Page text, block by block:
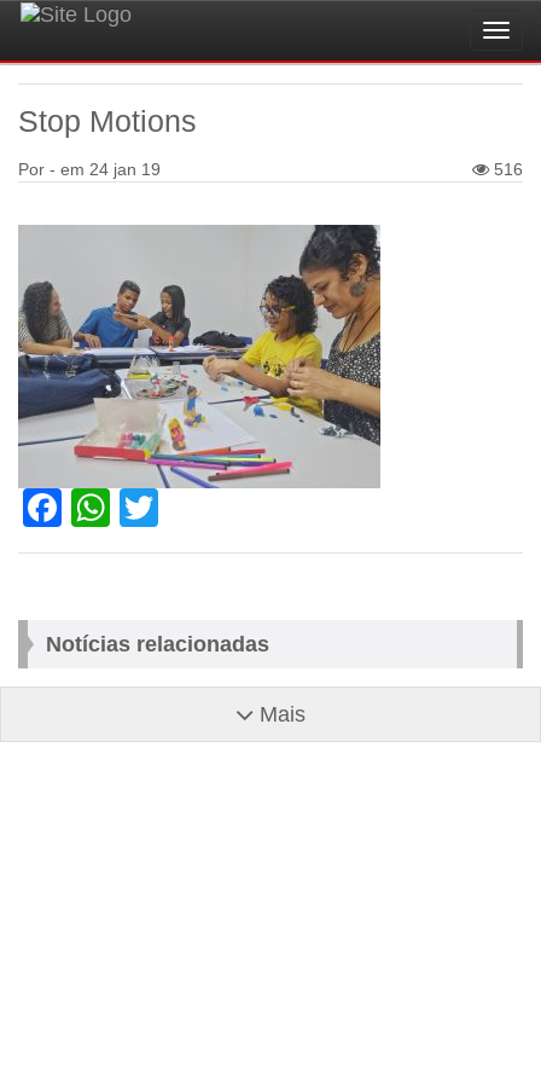
Stop Motions
Por - em 24 jan 19 516
Facebook
WhatsApp
Notícias relacionadas
Mais